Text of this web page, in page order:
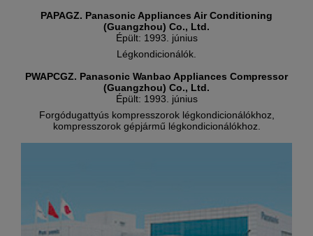
PAPAGZ. Panasonic Appliances Air Conditioning
(Guangzhou) Co., Ltd.
Épült: 1993. június
Légkondicionálók.
PWAPCGZ. Panasonic Wanbao Appliances Compressor
(Guangzhou) Co., Ltd.
Épült: 1993. június
Forgódugattyús kompresszorok légkondicionálókhoz,
kompresszorok gépjármű légkondicionálókhoz.